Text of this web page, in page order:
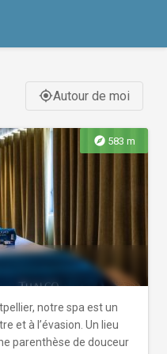
gps_fixedAutour de moi
explore 583 m
notre spa est un
et à l’évasion. Un lieu
parenthèse de douceur